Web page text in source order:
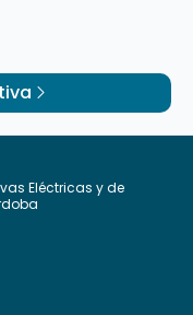
Eléctricas y de